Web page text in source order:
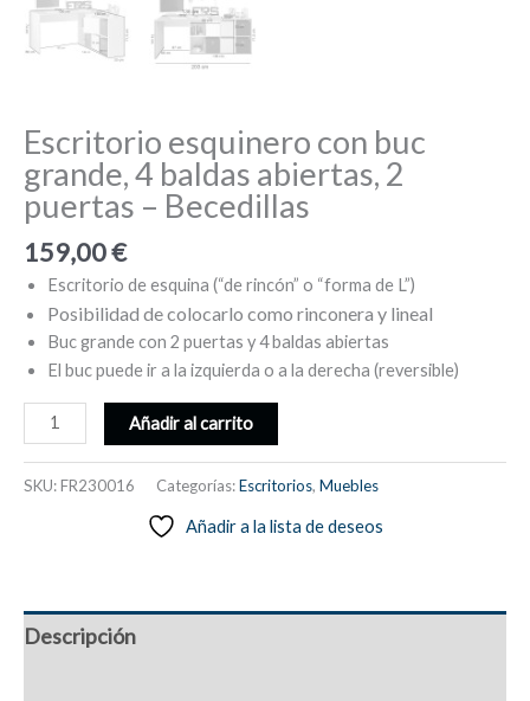
Escritorio esquinero con buc
grande, 4 baldas abiertas, 2
puertas – Becedillas
159,00€
Escritorio de esquina (“de rincón” o “forma de L”)
Posibilidad de colocarlo como rinconera y lineal
Buc grande con 2 puertas y 4 baldas abiertas
El buc puede ir a la izquierda o a la derecha (reversible)
Escritorio
esquinero
abiertas,
2
Añadir al carrito
SKU:FR230016 Categorías:Escritorios, Muebles
Añadir a la lista de deseos
Descripción